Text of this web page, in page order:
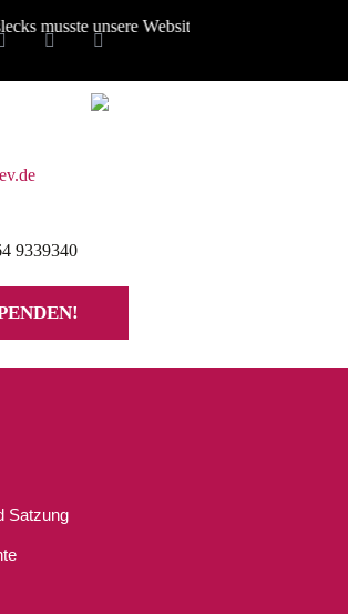
unsere Website auf den Stand von Mitte
9339340
Satzung